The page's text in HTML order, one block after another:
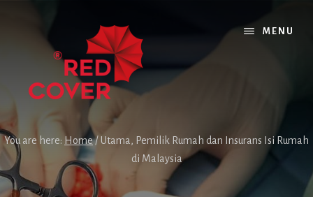
MENU
You are here: Home/Utama, Pemilik Rumah dan Insurans Isi Rumah
di Malaysia